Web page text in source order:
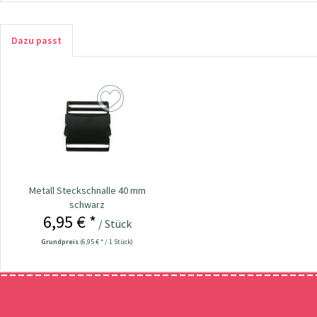
Dazu passt
Metall Steckschnalle 40 mm
schwarz
6,95 € * / Stück
Grundpreis (6,95 € * / 1 Stück)